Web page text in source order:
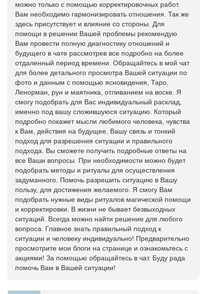
можно только с помощью корректировочных работ.
Вам необходимо гармонизировать отношения. Так же
здесь присутствует и влияние со стороны. Для
помощи в решении Вашей проблемы рекомендую
Вам провести полную диагностику отношений и
будущего в чате рассмотрев все подробно на более
отдаленный период времени. Обращайтесь в мой чат
для более детального просмотра Вашей ситуации по
фото и данным с помощью ясновидения, Таро,
Ленорман, рун и маятника, отливанием на воске. Я
смогу подобрать для Вас индивидуальный расклад,
именно под вашу сложившуюся ситуацию. Который
подробно покажет мысли любимого человека, чувства
к Вам, действия на будущее, Вашу связь и тонкий
подход для разрешения ситуации и правильного
подхода. Вы сможете получить подробные ответы на
все Ваши вопросы. При необходимости можно будет
подобрать методы и ритуалы для осуществления
задуманного. Помочь разрешить ситуацию в Вашу
пользу, для достижения желаемого. Я смогу Вам
подобрать нужные виды ритуалов магической помощи
и корректировки. В жизни не бывает безвыходных
ситуаций. Всегда можно найти решение для любого
вопроса. Главное знать правильный подход к
ситуации и человеку индивидуально! Предварительно
просмотрите мои блоги на странице и ознакомьтесь с
акциями! За помощью обращайтесь в чат. Буду рада
помочь Вам в Вашей ситуации!